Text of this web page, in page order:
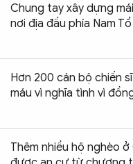
Chung tay xây dựng
nơi địa đầu phía Nam
Hơn 200 cán bộ chiến
máu vì nghĩa tình vì
Thêm nhiều hộ nghèo ở